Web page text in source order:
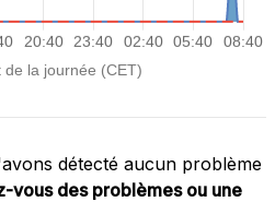
détecté aucun problème
vous des problèmes ou une